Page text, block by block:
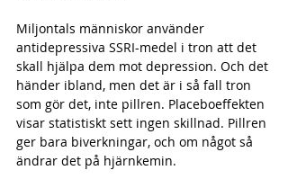
Miljontals människor använder
antidepressiva SSRI-medel i tron att det
skall hjälpa dem mot depression. Och det
händer ibland, men det är i så fall tron
som gör det, inte pillren. Placeboeffekten
visar statistiskt sett ingen skillnad. Pillren
ger bara biverkningar, och om något så
ändrar det på hjärnkemin.